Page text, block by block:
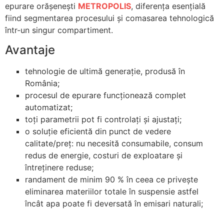
epurare orășenești METROPOLIS, diferența esențială
fiind segmentarea procesului și comasarea tehnologică
într-un singur compartiment.
Avantaje
tehnologie de ultimă generație, produsă în
România;
procesul de epurare funcționează complet
automatizat;
toți parametrii pot fi controlați și ajustați;
o soluție eficientă din punct de vedere
calitate/preț: nu necesită consumabile, consum
redus de energie, costuri de exploatare și
întreținere reduse;
randament de minim 90 % în ceea ce privește
eliminarea materiilor totale în suspensie astfel
încât apa poate fi deversată în emisari naturali;